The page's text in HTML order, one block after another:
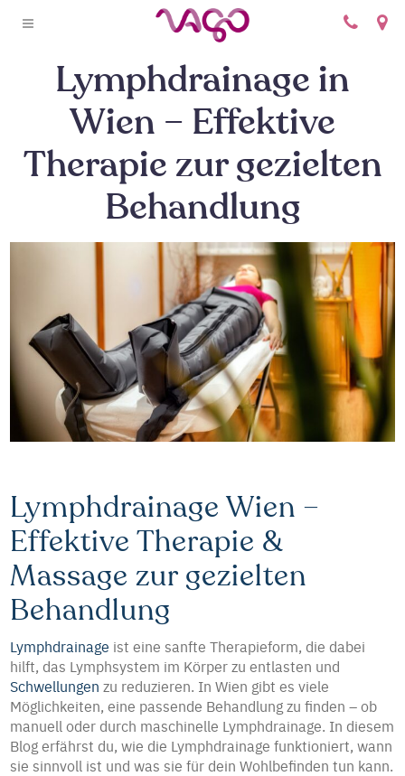
Lymphdrainage in
Wien – Effektive
Therapie zur gezielten
Behandlung
Lymphdrainage Wien –
Effektive Therapie &
Massage zur gezielten
Behandlung
Lymphdrainage ist eine sanfte Therapieform, die dabei
hilft, das Lymphsystem im Körper zu entlasten und
Schwellungen zu reduzieren. In Wien gibt es viele
Möglichkeiten, eine passende Behandlung zu finden – ob
manuell oder durch maschinelle Lymphdrainage. In diesem
Blog erfährst du, wie die Lymphdrainage funktioniert, wann
sie sinnvoll ist und was sie für dein Wohlbefinden tun kann.